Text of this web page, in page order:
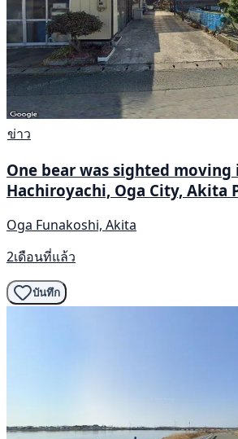
ข่าว
One bear was sighted moving
Hachiroyachi, Oga City, Akita
Oga Funakoshi, Akita
2เดือนที่แล้ว
บันทึก